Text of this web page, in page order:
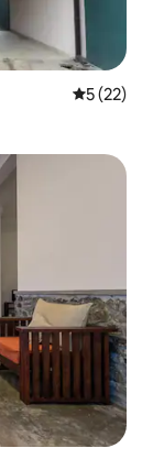
5 (22)